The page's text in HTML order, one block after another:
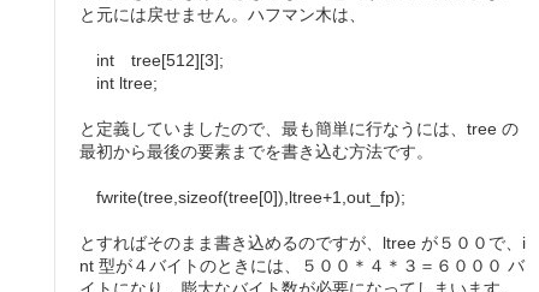
と元には戻せません。ハフマン木は、
int tree[512][3];
int ltree;
と定義していましたので、最も簡単に行なうには、tree の
最初から最後の要素までを書き込む方法です。
fwrite(tree,sizeof(tree[0]),ltree+1,out_fp);
とすればそのまま書き込めるのですが、ltree が５００で、i
nt 型が４バイトのときには、５００＊４＊３＝６０００ バ